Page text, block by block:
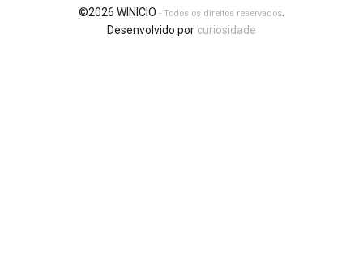
©2026 WINICIO - Todos os direitos reservados
Desenvolvido por curiosidade